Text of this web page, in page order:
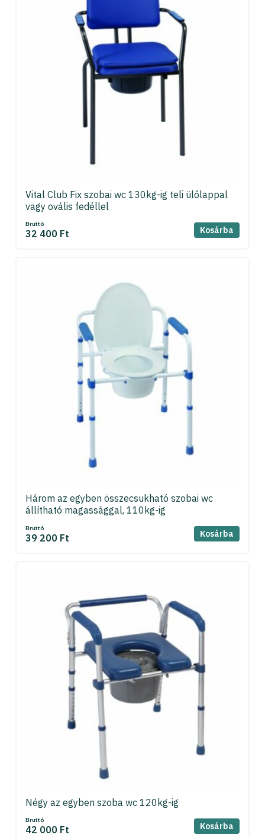
Vital Club Fix szobai wc 130kg-ig teli ülőlappal
vagy ovális fedéllel
Bruttó
32 400 Ft Kosárba
Három az egyben összecsukható szobai wc
állítható magassággal, 110kg-ig
Bruttó
39 200 Ft Kosárba
Négy az egyben szoba wc 120kg-ig
Bruttó
42 000 Ft Kosárba